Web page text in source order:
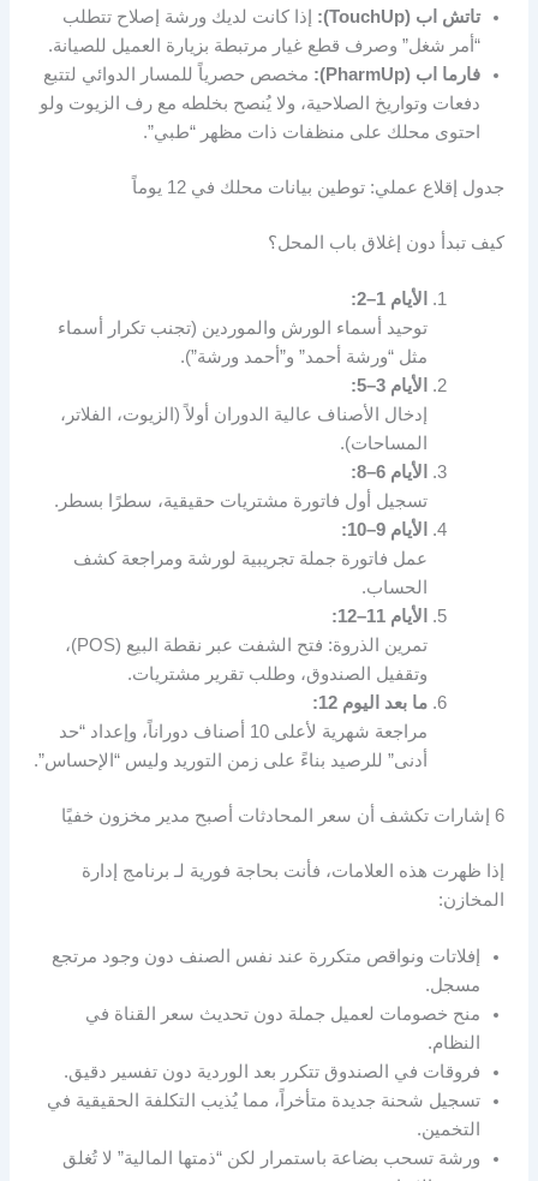
تاتش اب (TouchUp):
إذا كانت لديك ورشة إصلاح تتطلب
“أمر شغل” وصرف قطع غيار مرتبطة بزيارة العميل للصيانة.
فارما اب (PharmUp):
مخصص حصرياً للمسار الدوائي لتتبع
دفعات وتواريخ الصلاحية، ولا يُنصح بخلطه مع رف الزيوت ولو
احتوى محلك على منظفات ذات مظهر “طبي”.
جدول إقلاع عملي: توطين بيانات محلك في 12 يوماً
كيف تبدأ دون إغلاق باب المحل؟
الأيام 1–2:
توحيد أسماء الورش والموردين (تجنب تكرار أسماء
مثل “ورشة أحمد” و”أحمد ورشة”).
الأيام 3–5:
إدخال الأصناف عالية الدوران أولاً (الزيوت، الفلاتر،
المساحات).
الأيام 6–8:
تسجيل أول فاتورة مشتريات حقيقية، سطرًا بسطر.
الأيام 9–10:
عمل فاتورة جملة تجريبية لورشة ومراجعة كشف
الحساب.
الأيام 11–12:
تمرين الذروة: فتح الشفت عبر نقطة البيع (POS)،
وتقفيل الصندوق، وطلب تقرير مشتريات.
ما بعد اليوم 12:
مراجعة شهرية لأعلى 10 أصناف دوراناً، وإعداد “حد
أدنى” للرصيد بناءً على زمن التوريد وليس “الإحساس”.
6 إشارات تكشف أن سعر المحادثات أصبح مدير مخزون خفيًا
إذا ظهرت هذه العلامات، فأنت بحاجة فورية لـ برنامج إدارة
المخازن:
إفلاتات ونواقص متكررة عند نفس الصنف دون وجود مرتجع
مسجل.
منح خصومات لعميل جملة دون تحديث سعر القناة في
النظام.
فروقات في الصندوق تتكرر بعد الوردية دون تفسير دقيق.
تسجيل شحنة جديدة متأخراً، مما يُذيب التكلفة الحقيقية في
التخمين.
ورشة تسحب بضاعة باستمرار لكن “ذمتها المالية” لا تُغلق